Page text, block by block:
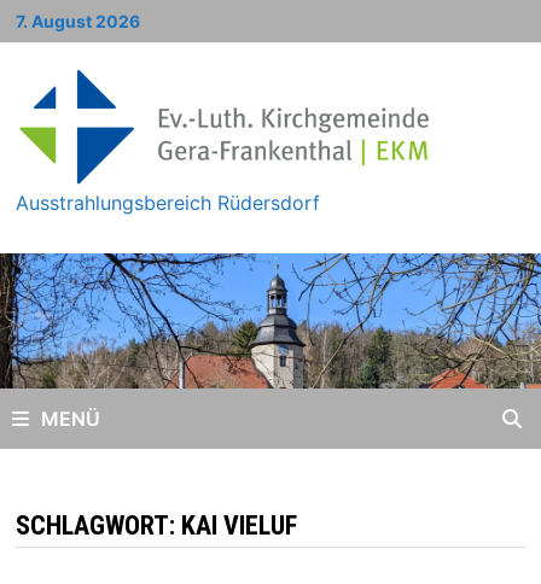
Zum
Inhalt
7. August 2026
Ausstrahlungsbereich Rüdersdorf
MENÜ
SCHLAGWORT: KAI VIELUF